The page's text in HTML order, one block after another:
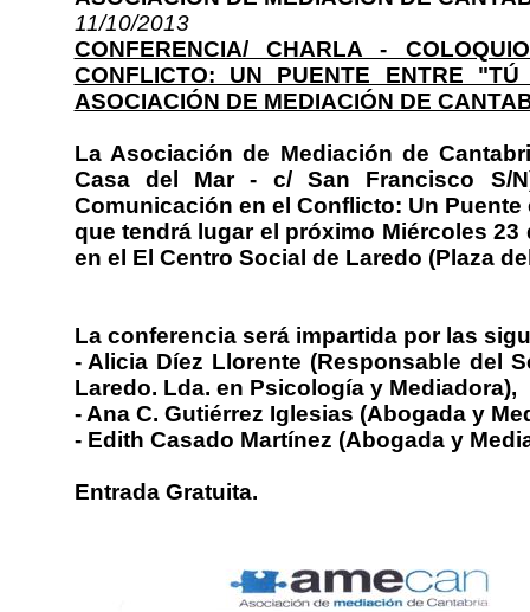
11/10/2013
CONFERENCIA/ CHARLA -
CONFLICTO: UN PUENTE ENTRE
ASOCIACIÓN DE MEDIACIÓN DE
La Asociación de Mediación de
Casa del Mar - c/ San Francisco S/
Comunicación en el Conflicto: Un Puente
que tendrá lugar el próximo Miércoles 23
en el El Centro Social de Laredo (Plaza
La conferencia será impartida por las
- Alicia Díez Llorente (Responsable del
Laredo. Lda. en Psicología y Mediadora),
- Ana C. Gutiérrez Iglesias (Abogada y
- Edith Casado Martínez (Abogada y
Entrada Gratuita.